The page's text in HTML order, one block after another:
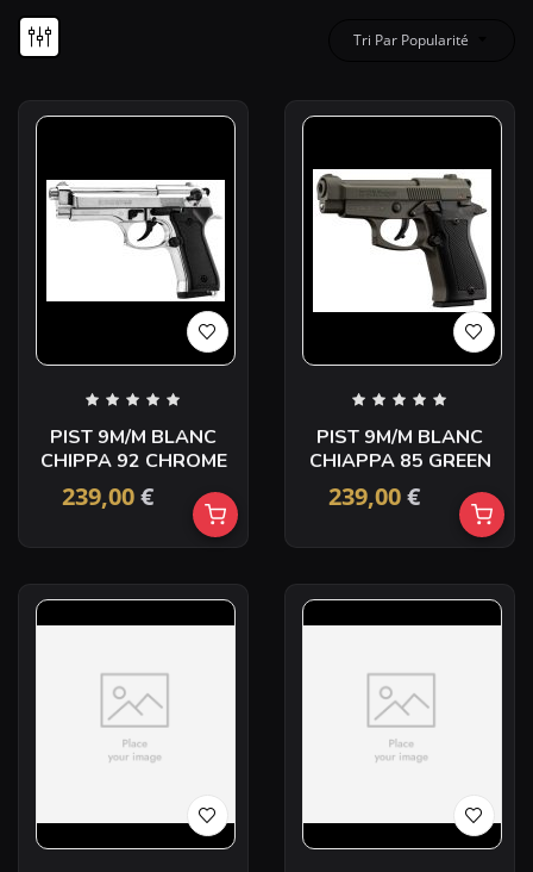
Tri Par Popularité
PIST 9M/M BLANC
CHIPPA 92 CHROME
239,00€
PIST 9M/M BLANC
CHIAPPA 85 GREEN
239,00€